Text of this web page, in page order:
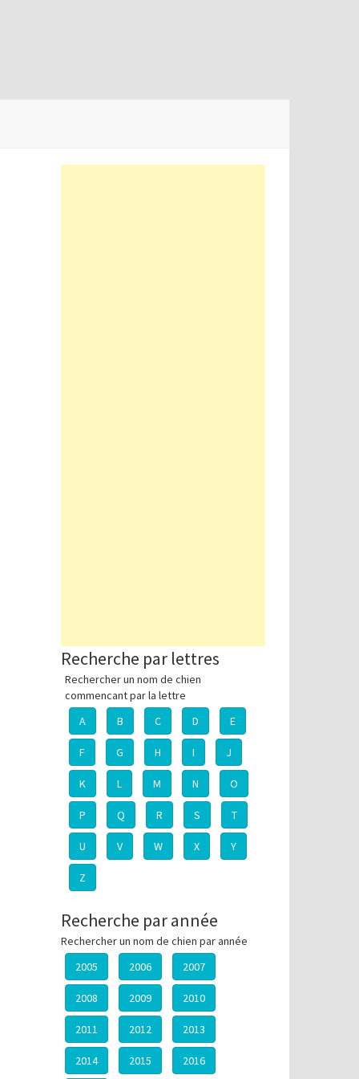
Recherche par lettres
Rechercher un nom de chien
commencant par la lettre
A
B C D E
F G H I J
K L M N O
P Q R S T
U V W X Y
Z
Recherche par année
Rechercher un nom de chien par année
2005
2006 2007
2008 2009 2010
2011 2012 2013
2014 2015 2016